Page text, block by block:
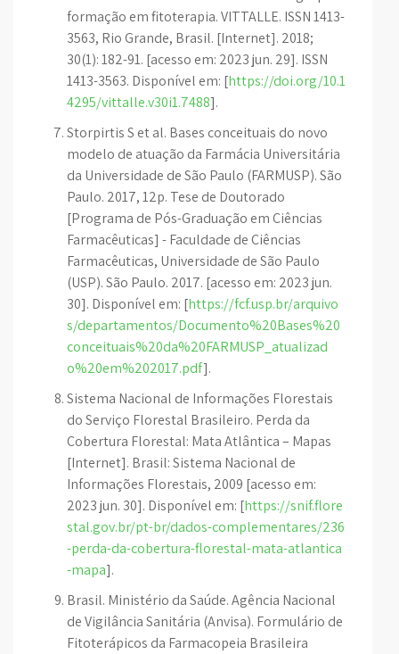
formação em fitoterapia. VITTALLE. ISSN 1413-
3563, Rio Grande, Brasil. [Internet]. 2018;
30(1): 182-91. [acesso em: 2023 jun. 29]. ISSN
1413-3563. Disponível em: [https://doi.org/10.1
4295/vittalle.v30i1.7488].
Storpirtis S et al. Bases conceituais do novo
modelo de atuação da Farmácia Universitária
da Universidade de São Paulo (FARMUSP). São
Paulo. 2017, 12p. Tese de Doutorado
[Programa de Pós-Graduação em Ciências
Farmacêuticas] - Faculdade de Ciências
Farmacêuticas, Universidade de São Paulo
(USP). São Paulo. 2017. [acesso em: 2023 jun.
30]. Disponível em: [https://fcf.usp.br/arquivo
s/departamentos/Documento%20Bases%20
conceituais%20da%20FARMUSP_atualizad
o%20em%202017.pdf].
Sistema Nacional de Informações Florestais
do Serviço Florestal Brasileiro. Perda da
Cobertura Florestal: Mata Atlântica – Mapas
[Internet]. Brasil: Sistema Nacional de
Informações Florestais, 2009 [acesso em:
2023 jun. 30]. Disponível em: [https://snif.flore
stal.gov.br/pt-br/dados-complementares/236
-perda-da-cobertura-florestal-mata-atlantica
-mapa].
Brasil. Ministério da Saúde. Agência Nacional
de Vigilância Sanitária (Anvisa). Formulário de
Fitoterápicos da Farmacopeia Brasileira